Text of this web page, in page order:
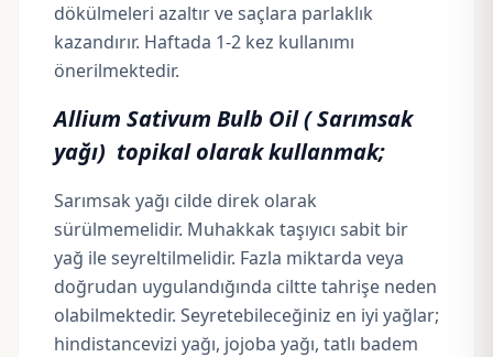
dökülmeleri azaltır ve saçlara parlaklık
kazandırır. Haftada 1-2 kez kullanımı
önerilmektedir.
Allium Sativum Bulb Oil ( Sarımsak
yağı) topikal olarak kullanmak;
Sarımsak yağı cilde direk olarak
sürülmemelidir. Muhakkak taşıyıcı sabit bir
yağ ile seyreltilmelidir. Fazla miktarda veya
doğrudan uygulandığında ciltte tahrişe neden
olabilmektedir. Seyretebileceğiniz en iyi yağlar;
hindistancevizi yağı, jojoba yağı, tatlı badem